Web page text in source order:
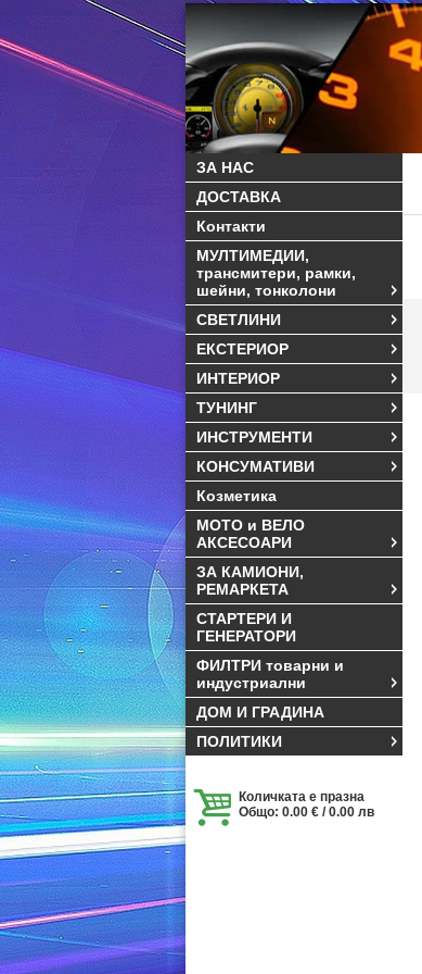
ЗА НАС
ДОСТАВКА
Контакти
МУЛТИМЕДИИ,
трансмитери, рамки,
шейни, тонколони
СВЕТЛИНИ
ЕКСТЕРИОР
ИНТЕРИОР
ТУНИНГ
ИНСТРУМЕНТИ
КОНСУМАТИВИ
Козметика
МОТО и ВЕЛО
АКСЕСОАРИ
ЗА КАМИОНИ,
РЕМАРКЕТА
СТАРТЕРИ И
ГЕНЕРАТОРИ
ФИЛТРИ товарни и
индустриални
ДОМ И ГРАДИНА
ПОЛИТИКИ
Количката е празна
Общо: 0.00 € / 0.00 лв